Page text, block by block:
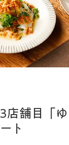
3店舗目「
ート